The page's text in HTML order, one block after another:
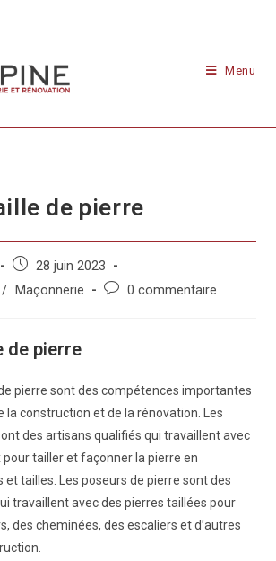
Menu
de pierre
28 juin 2023
/ Maçonnerie 0 commentaire
de pierre
de pierre sont des compétences importantes
la construction et de la rénovation. Les
des artisans qualifiés qui travaillent avec
pour tailler et façonner la pierre en
tailles. Les poseurs de pierre sont des
travaillent avec des pierres taillées pour
des cheminées, des escaliers et d’autres